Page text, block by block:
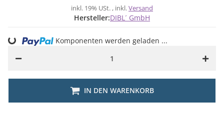
inkl. 19% USt. , inkl.Versand
Hersteller:DIBL´ GmbH
IN DEN WARENKORB
Loading... Komponenten werden geladen ...